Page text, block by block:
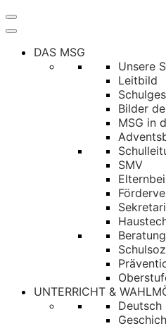
Navigation
umschalten
DAS MSG
Unsere
Leitbild
Bilder
MSG in
SMV
Beratung
UNTERRICHT &
Deutsch